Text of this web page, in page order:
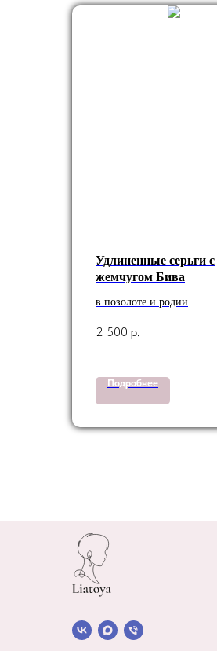
Удлиненные серьги с
жемчугом Бива
в позолоте и родии
2 500 р.
Подробнее